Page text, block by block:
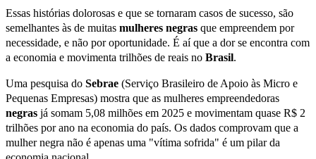
Essas histórias dolorosas e que se tornaram casos de sucesso, são
semelhantes às de muitas mulheres negras que empreendem por
necessidade, e não por oportunidade. É aí que a dor se encontra com
a economia e movimenta trilhões de reais no Brasil.
Uma pesquisa do Sebrae (Serviço Brasileiro de Apoio às Micro e
Pequenas Empresas) mostra que as mulheres empreendedoras
negras já somam 5,08 milhões em 2025 e movimentam quase R$ 2
trilhões por ano na economia do país. Os dados comprovam que a
mulher negra não é apenas uma "vítima sofrida" é um pilar da